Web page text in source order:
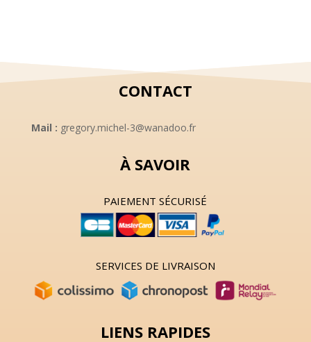
CONTACT
Mail : gregory.michel-3@wanadoo.fr
À SAVOIR
PAIEMENT SÉCURISÉ
SERVICES DE LIVRAISON
LIENS RAPIDES